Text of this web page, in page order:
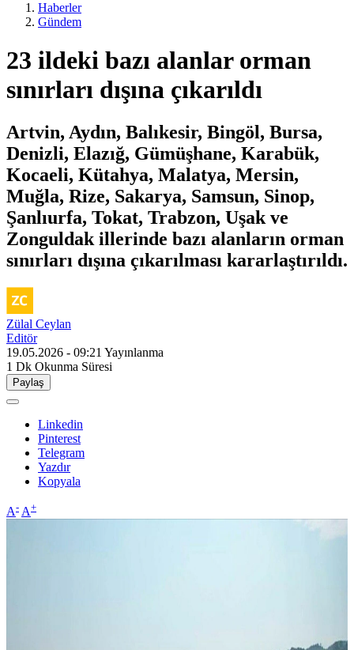
Haberler
Gündem
23 ildeki bazı alanlar orman
sınırları dışına çıkarıldı
Artvin, Aydın, Balıkesir, Bingöl, Bursa,
Denizli, Elazığ, Gümüşhane, Karabük,
Kocaeli, Kütahya, Malatya, Mersin,
Muğla, Rize, Sakarya, Samsun, Sinop,
Şanlıurfa, Tokat, Trabzon, Uşak ve
Zonguldak illerinde bazı alanların orman
sınırları dışına çıkarılması kararlaştırıldı.
Zülal Ceylan
Editör
19.05.2026 - 09:21 Yayınlanma
1 Dk Okunma Süresi
Paylaş
Linkedin
Pinterest
Telegram
Yazdır
Kopyala
A- A+